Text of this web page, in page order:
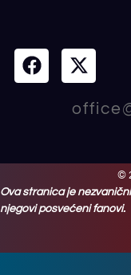
©
Ova stranica je
njegovi posvećeni fanovi.